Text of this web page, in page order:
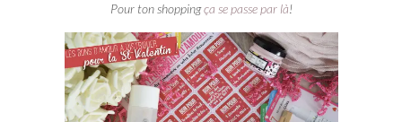
Pour ton shoppingça se passe par là!